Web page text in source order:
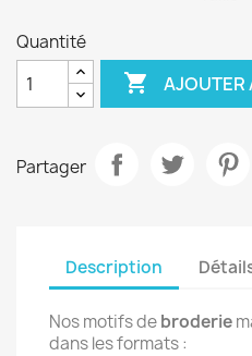
Quantité
 AJOUTER
Partager
Description
Nos motifs debroderie
dans les formats :